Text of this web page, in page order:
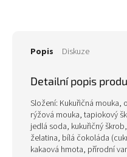
Popis Diskuze
Detailní popis
Složení: Kukuřičná mouka,
rýžová mouka, tapiokový
jedlá soda, kukuřičný
želatina, bílá čokoláda (
kakaová hmota, přírodní